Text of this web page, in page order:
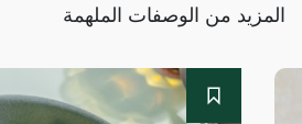
المزيد من الوصفات الملهمة